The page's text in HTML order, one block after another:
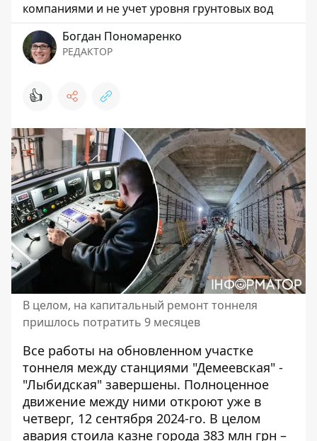
компаниями и не учет уровня грунтовых вод
Богдан Пономаренко
РЕДАКТОР
👍
В целом, на капитальный ремонт тоннеля
пришлось потратить 9 месяцев
Все работы на обновленном участке
тоннеля между станциями "Демеевская" -
"Лыбидская" завершены. Полноценное
движение между ними откроют уже в
четверг, 12 сентября 2024-го. В целом
авария стоила казне города 383 млн грн –